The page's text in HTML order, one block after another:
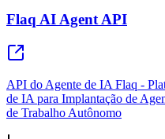
Flaq AI Agent API
API do Agente de IA Flaq -
de IA para Implantação de
de Trabalho Autônomo